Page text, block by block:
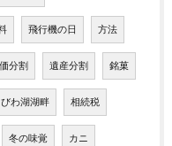
飛行機の日 方法
分割 遺産分割 銘菓
びわ湖湖畔 相続税
冬の味覚 カニ